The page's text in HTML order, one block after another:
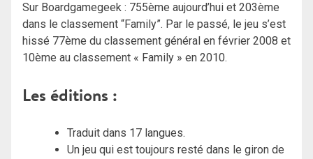
Sur Boardgamegeek : 755ème aujourd’hui et 203ème
dans le classement “Family”. Par le passé, le jeu s’est
hissé 77ème du classement général en février 2008 et
10ème au classement « Family » en 2010.
Les éditions :
Traduit dans 17 langues.
Un jeu qui est toujours resté dans le giron de